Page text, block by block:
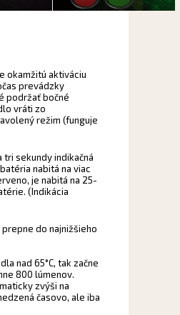
okamžitú aktiváciu
prevádzky
podržať bočné
vráti zo
režim (funguje
tri sekundy indikačná
nabitá na viac
je nabitá na 25-
(Indikácia
do najnižšieho
nad 65°C, tak začne
800 lúmenov.
zvýši na
časovo, ale iba